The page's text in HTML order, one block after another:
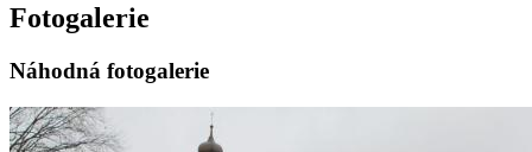
Fotogalerie
Náhodná fotogalerie